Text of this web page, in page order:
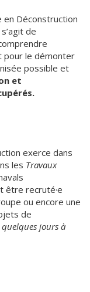
en Déconstruction
de
pour le démonter
possible et
et
exerce dans
les Travaux
être recruté·e
ou encore une
de
quelques jours à